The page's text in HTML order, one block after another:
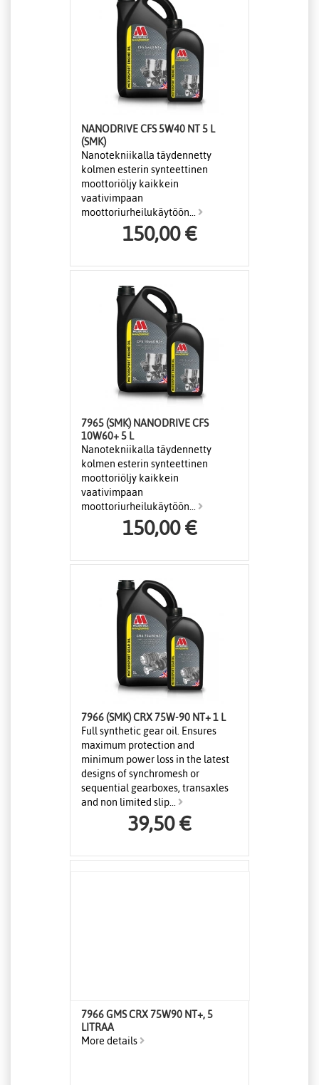
NANODRIVE CFS 5W40 NT 5 L
(SMK)
Nanotekniikalla täydennetty
kolmen esterin synteettinen
moottoriöljy kaikkein
vaativimpaan
moottoriurheilukäytöön...
150,00 €
7965 (SMK) NANODRIVE CFS
10W60+ 5 L
Nanotekniikalla täydennetty
kolmen esterin synteettinen
moottoriöljy kaikkein
vaativimpaan
moottoriurheilukäytöön...
150,00 €
7966 (SMK) CRX 75W-90 NT+ 1 L
Full synthetic gear oil. Ensures
maximum protection and
minimum power loss in the latest
designs of synchromesh or
sequential gearboxes, transaxles
and non limited slip...
39,50 €
7966 GMS CRX 75W90 NT+, 5
LITRAA
More details